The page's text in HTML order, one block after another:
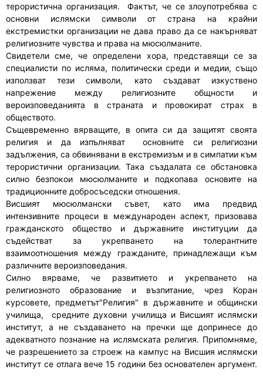
терористична организация. Фактът, че се злоупотребява с
основни ислямски символи от страна на крайни
екстремистки организации не дава право да се накърняват
религиозните чувства и права на мюсюлманите.
Свидетели сме, че определени хора, представящи се за
специалисти по исляма, политически среди и медии, също
използват тези символи, като създават изкуствено
напрежение между религиозните общности и
вероизповеданията в страната и провокират страх в
обществото.
Същевременно вярващите, в опита си да защитят своята
религия и да изпълняват основните си религиозни
задължения, са обвинявани в екстремизъм и в симпатии към
терористични организации. Така създалата се обстановка
силно безпокои мюсюлманите и подкопава основите на
традиционните добросъседски отношения.
Висшият мюсюлмански съвет, като има предвид
интензивните процеси в международен аспект, призовава
гражданското общество и държавните институции да
съдействат за укрепването на толерантните
взаимоотношения между гражданите, принадлежащи към
различните вероизповедания.
Силно вярваме, че развитието и укрепването на
религиозното образование и възпитание, чрез Коран
курсовете, предметът"Религия" в държавните и общински
училища, средните духовни училища и Висшият ислямски
институт, a не създаването на пречки ще допринесе до
адекватното познание на ислямската религия. Припомняме,
че разрешението за строеж на кампус на Висшия ислямски
институт се отлага вече 15 години без основателен аргумент.